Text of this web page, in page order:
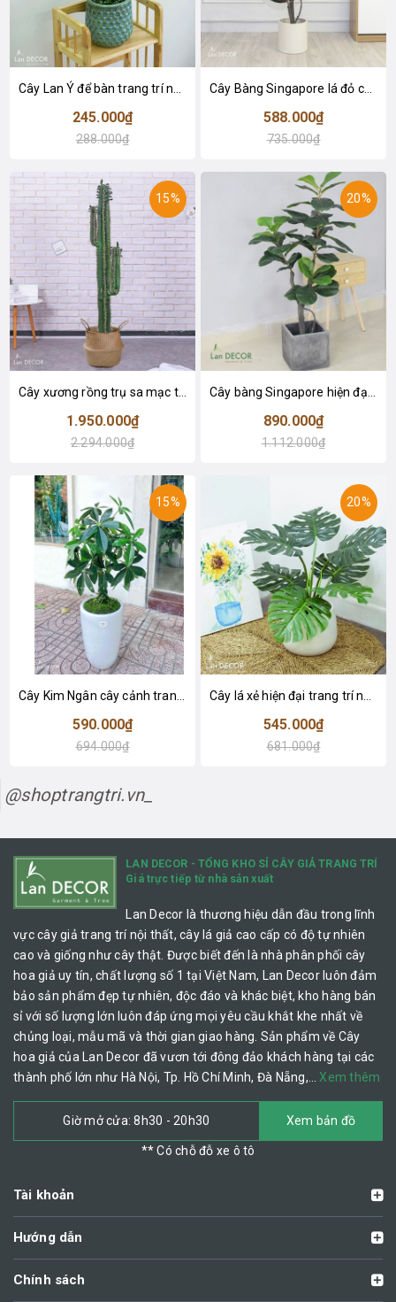
245.000₫
288.000₫
Cây Bàng Singapore lá đỏ cây giả trang trí Lan Decor (110cm) - LC2918-1
588.000₫
735.000₫
15%
Cây xương rồng trụ sa mạc trang trí loại 2 tay (155cm) - LC2912
1.950.000₫
2.294.000₫
20%
890.000₫
1.112.000₫
15%
590.000₫
694.000₫
20%
545.000₫
681.000₫
@shoptrangtri.vn_
LAN DECOR - TỔNG KHO SỈ CÂY GIẢ TRANG TRÍ
Giá trực tiếp từ nhà sản xuất
Lan Decor là thương hiệu dẫn đầu trong lĩnh
vực cây giả trang trí nội thất, cây lá giả cao cấp có độ tự nhiên
cao và giống như cây thật. Được biết đến là nhà phân phối cây
hoa giả uy tín, chất lượng số 1 tại Việt Nam, Lan Decor luôn đảm
bảo sản phẩm đẹp tự nhiên, độc đáo và khác biệt, kho hàng bán
sỉ với số lượng lớn luôn đáp ứng mọi yêu cầu khắt khe nhất về
chủng loại, mẫu mã và thời gian giao hàng. Sản phẩm về Cây
hoa giả của Lan Decor đã vươn tới đông đảo khách hàng tại các
thành phố lớn như Hà Nội, Tp. Hồ Chí Minh, Đà Nẵng,…Xem thêm
Giờ mở cửa: 8h30 - 20h30 Xem bản đồ
** Có chỗ đỗ xe ô tô
Tài khoản
Hướng dẫn
Chính sách